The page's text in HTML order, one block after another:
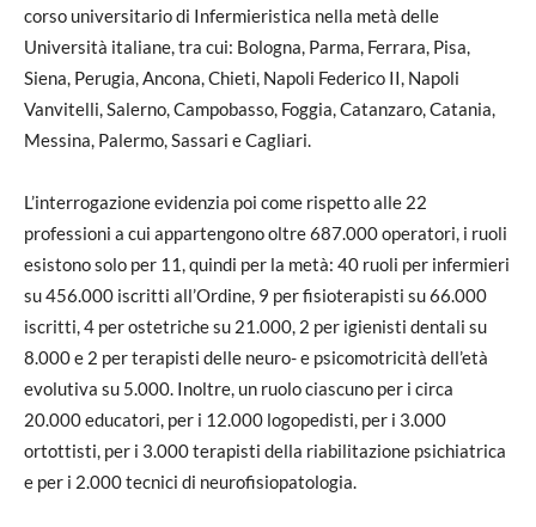
corso universitario di Infermieristica nella metà delle
Università italiane, tra cui: Bologna, Parma, Ferrara, Pisa,
Siena, Perugia, Ancona, Chieti, Napoli Federico II, Napoli
Vanvitelli, Salerno, Campobasso, Foggia, Catanzaro, Catania,
Messina, Palermo, Sassari e Cagliari.
L’interrogazione evidenzia poi come rispetto alle 22
professioni a cui appartengono oltre 687.000 operatori, i ruoli
esistono solo per 11, quindi per la metà: 40 ruoli per infermieri
su 456.000 iscritti all’Ordine, 9 per fisioterapisti su 66.000
iscritti, 4 per ostetriche su 21.000, 2 per igienisti dentali su
8.000 e 2 per terapisti delle neuro- e psicomotricità dell’età
evolutiva su 5.000. Inoltre, un ruolo ciascuno per i circa
20.000 educatori, per i 12.000 logopedisti, per i 3.000
ortottisti, per i 3.000 terapisti della riabilitazione psichiatrica
e per i 2.000 tecnici di neurofisiopatologia.